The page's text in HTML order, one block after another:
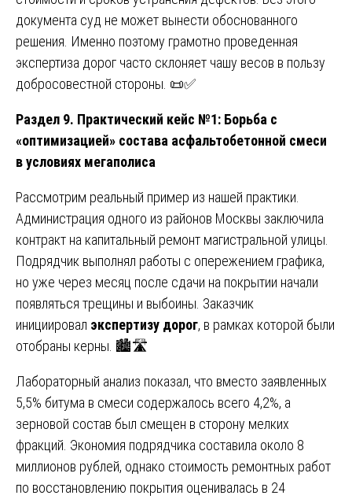
документа суд не может вынести обоснованного
решения. Именно поэтому грамотно проведенная
экспертиза дорог часто склоняет чашу весов в пользу
добросовестной стороны. 📜✅
Раздел 9. Практический кейс №1: Борьба с
«оптимизацией» состава асфальтобетонной смеси
в условиях мегаполиса
Рассмотрим реальный пример из нашей практики.
Администрация одного из районов Москвы заключила
контракт на капитальный ремонт магистральной улицы.
Подрядчик выполнял работы с опережением графика,
но уже через месяц после сдачи на покрытии начали
появляться трещины и выбоины. Заказчик
инициировал экспертизу дорог, в рамках которой были
отобраны керны. 🏙️🛣️
Лабораторный анализ показал, что вместо заявленных
5,5% битума в смеси содержалось всего 4,2%, а
зерновой состав был смещен в сторону мелких
фракций. Экономия подрядчика составила около 8
миллионов рублей, однако стоимость ремонтных работ
по восстановлению покрытия оценивалась в 24